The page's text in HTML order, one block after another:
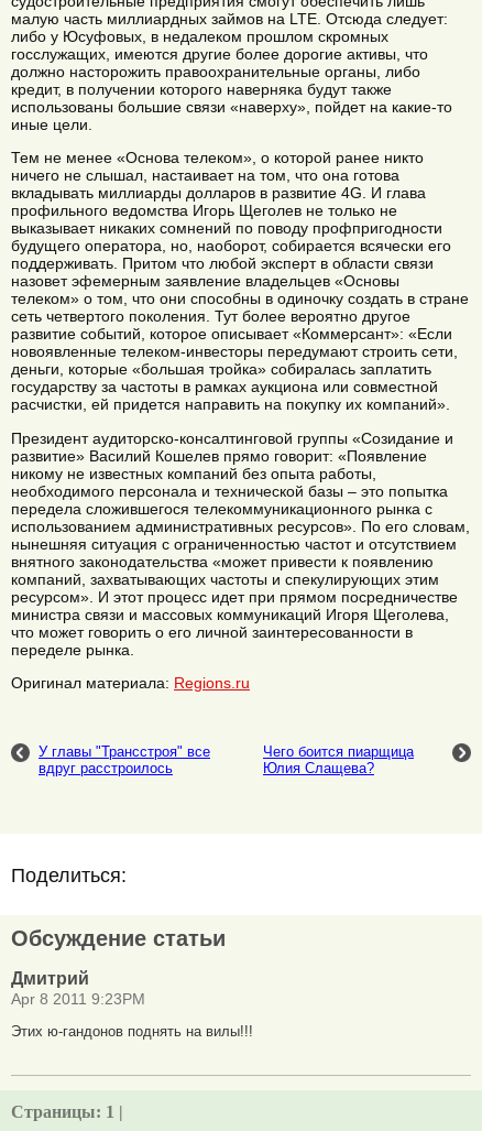
малую часть миллиардных займов на LTE. Отсюда следует:
либо у Юсуфовых, в недалеком прошлом скромных
госслужащих, имеются другие более дорогие активы, что
должно насторожить правоохранительные органы, либо
кредит, в получении которого наверняка будут также
использованы большие связи «наверху», пойдет на какие-то
иные цели.
Тем не менее «Основа телеком», о которой ранее никто
ничего не слышал, настаивает на том, что она готова
вкладывать миллиарды долларов в развитие 4G. И глава
профильного ведомства Игорь Щеголев не только не
выказывает никаких сомнений по поводу профпригодности
будущего оператора, но, наоборот, собирается всячески его
поддерживать. Притом что любой эксперт в области связи
назовет эфемерным заявление владельцев «Основы
телеком» о том, что они способны в одиночку создать в стране
сеть четвертого поколения. Тут более вероятно другое
развитие событий, которое описывает «Коммерсант»: «Если
новоявленные телеком-инвесторы передумают строить сети,
деньги, которые «большая тройка» собиралась заплатить
государству за частоты в рамках аукциона или совместной
расчистки, ей придется направить на покупку их компаний».
Президент аудиторско-консалтинговой группы «Созидание и
развитие» Василий Кошелев прямо говорит: «Появление
никому не известных компаний без опыта работы,
необходимого персонала и технической базы – это попытка
передела сложившегося телекоммуникационного рынка с
использованием административных ресурсов». По его словам,
нынешняя ситуация с ограниченностью частот и отсутствием
внятного законодательства «может привести к появлению
компаний, захватывающих частоты и спекулирующих этим
ресурсом». И этот процесс идет при прямом посредничестве
министра связи и массовых коммуникаций Игоря Щеголева,
что может говорить о его личной заинтересованности в
переделе рынка.
Оригинал материала: Regions.ru
У главы "Трансстроя" все
вдруг расстроилось
Чего боится пиарщица
Юлия Слащева?
Поделиться:
Обсуждение статьи
Дмитрий
Apr 8 2011 9:23PM
Этих ю-гандонов поднять на вилы!!!
Страницы: 1 |